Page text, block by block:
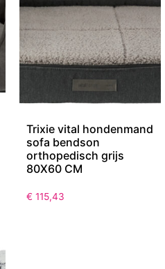
Trixie vital hondenmand
sofa bendson
orthopedisch grijs
80X60 CM
€ 115,43